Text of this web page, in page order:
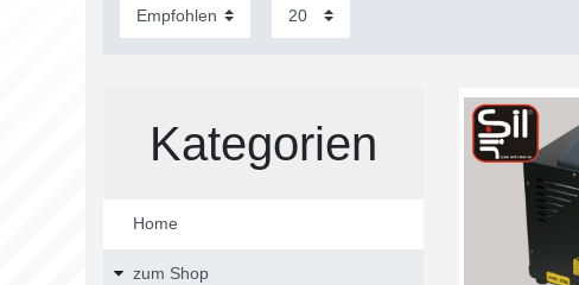
Kategorien
Home
zum Shop